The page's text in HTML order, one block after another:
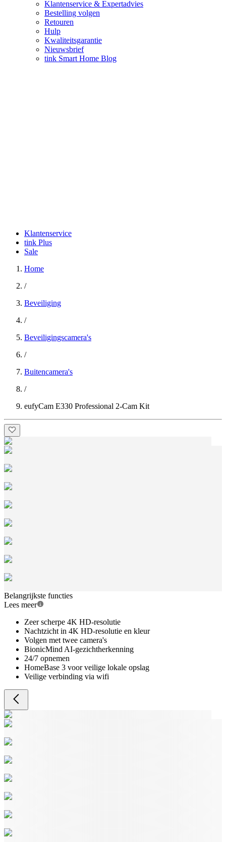
Klantenservice & Expertadvies
Bestelling volgen
Retouren
Hulp
Kwaliteitsgarantie
Nieuwsbrief
tink Smart Home Blog
Klantenservice
tink Plus
Sale
Home
/
Beveiliging
/
Beveiligingscamera's
/
Buitencamera's
/
eufyCam E330 Professional 2-Cam Kit
Belangrijkste functies
Lees meer
Zeer scherpe 4K HD-resolutie
Nachtzicht in 4K HD-resolutie en kleur
Volgen met twee camera's
BionicMind AI-gezichtherkenning
24/7 opnemen
HomeBase 3 voor veilige lokale opslag
Veilige verbinding via wifi